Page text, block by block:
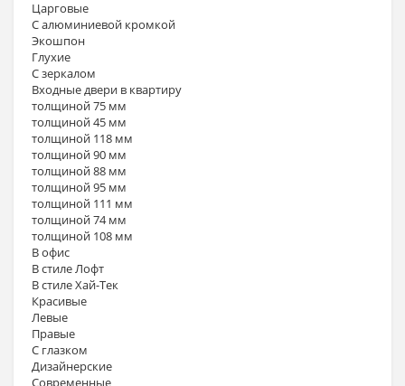
Царговые
С алюминиевой кромкой
Экошпон
Глухие
С зеркалом
Входные двери в квартиру
толщиной 75 мм
толщиной 45 мм
толщиной 118 мм
толщиной 90 мм
толщиной 88 мм
толщиной 95 мм
толщиной 111 мм
толщиной 74 мм
толщиной 108 мм
В офис
В стиле Лофт
В стиле Хай-Тек
Красивые
Левые
Правые
С глазком
Дизайнерские
Современные